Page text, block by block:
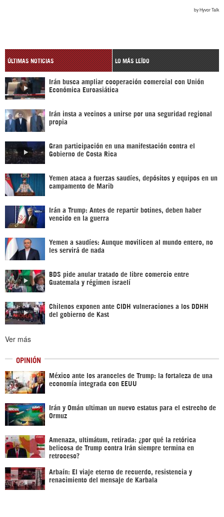
ÚLTIMAS NOTICIAS LO MÁS LEÍDO
Irán busca ampliar cooperación comercial con Unión
Económica Euroasiática
Irán insta a vecinos a unirse por una seguridad regional
propia
Gran participación en una manifestación contra el
Gobierno de Costa Rica
Yemen ataca a fuerzas saudíes, depósitos y equipos en un
campamento de Marib
Irán a Trump: Antes de repartir botines, deben haber
vencido en la guerra
Yemen a saudíes: Aunque movilicen al mundo entero, no
les servirá de nada
BDS pide anular tratado de libre comercio entre
Guatemala y régimen israelí
Chilenos exponen ante CIDH vulneraciones a los DDHH
del gobierno de Kast
Ver más
OPINIÓN
México ante los aranceles de Trump: la fortaleza de una
economía integrada con EEUU
Irán y Omán ultiman un nuevo estatus para el estrecho de
Ormuz
Amenaza, ultimátum, retirada: ¿por qué la retórica
belicosa de Trump contra Irán siempre termina en
retroceso?
Arbaín: El viaje eterno de recuerdo, resistencia y
renacimiento del mensaje de Karbala